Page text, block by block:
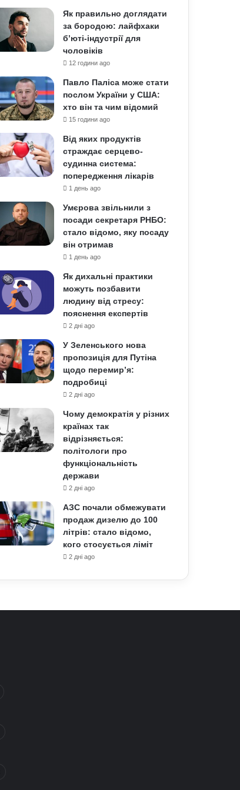
Як правильно доглядати
за бородою: лайфхаки
б’юті-індустрії для
чоловіків
12 години ago
Павло Паліса може стати
послом України у США:
хто він та чим відомий
15 години ago
Від яких продуктів
страждає серцево-
судинна система:
попередження лікарів
1 день ago
Умєрова звільнили з
посади секретаря РНБО:
стало відомо, яку посаду
він отримав
1 день ago
Як дихальні практики
можуть позбавити
людину від стресу:
пояснення експертів
2 дні ago
У Зеленського нова
пропозиція для Путіна
щодо перемир’я:
подробиці
2 дні ago
Чому демократія у різних
країнах так
відрізняється:
політологи про
функціональність
держави
2 дні ago
АЗС почали обмежувати
продаж дизелю до 100
літрів: стало відомо,
кого стосується ліміт
2 дні ago